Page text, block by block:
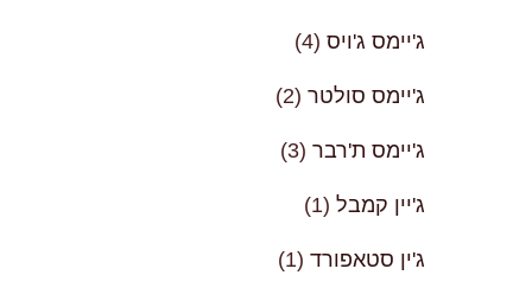
ג'יימס ג'ויס (4)
ג'יימס סולטר (2)
ג'יימס ת'רבר (3)
ג'יין קמבל (1)
ג'ין סטאפורד (1)